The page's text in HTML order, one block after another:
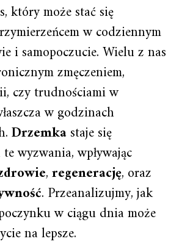
który może stać się
w codziennym
i samopoczucie. Wielu z nas
zmęczeniem,
czy trudnościami w
w godzinach
Drzemkastaje się
wyzwania, wpływając
,regenerację, oraz
. Przeanalizujmy, jak
w ciągu dnia może
na lepsze.